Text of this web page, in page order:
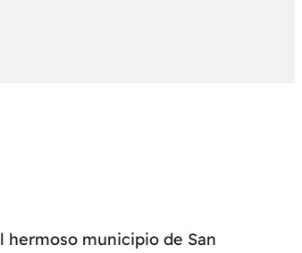
municipio de San